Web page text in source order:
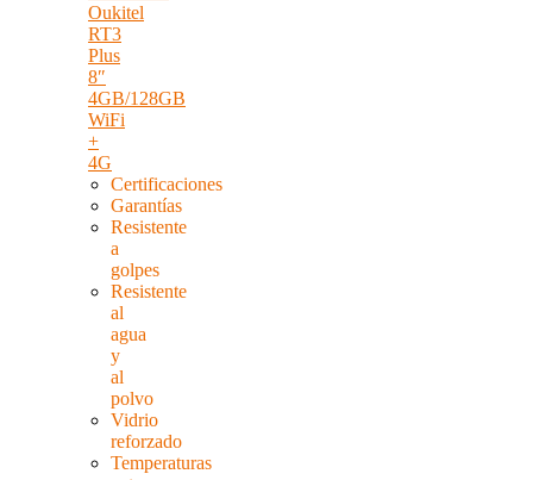
Oukitel
RT3
Plus
8″
4GB/128GB
WiFi
+
4G
Certificaciones
Garantías
Resistente
a
golpes
Resistente
al
agua
y
al
polvo
Vidrio
reforzado
Temperaturas